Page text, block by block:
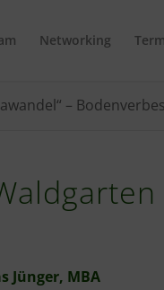
Networking
–
Jünger, MBA